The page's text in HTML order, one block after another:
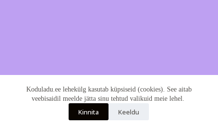
Koduladu.ee lehekülg kasutab küpsiseid (cookies). See aitab
veebisaidil meelde jätta sinu tehtud valikuid meie lehel.
Kinnita Keeldu